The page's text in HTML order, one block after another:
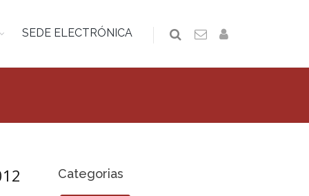
SEDE ELECTRÓNICA
Categorias